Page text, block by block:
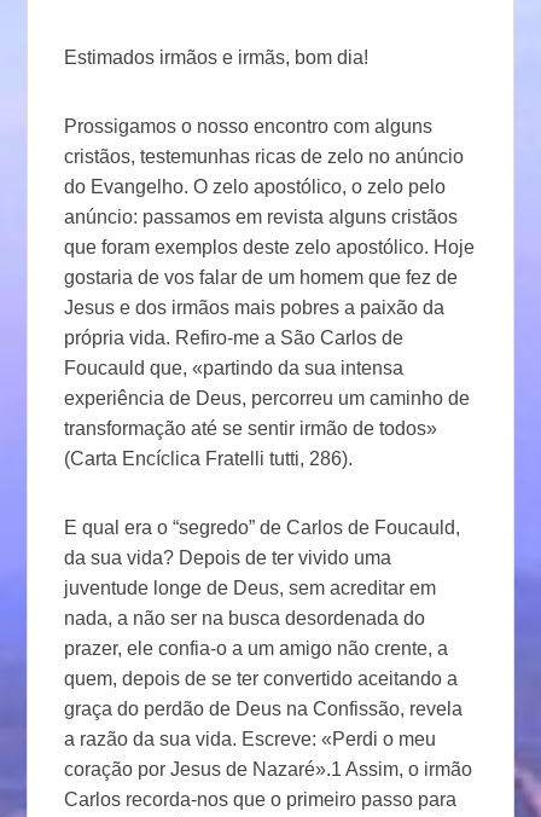
Estimados irmãos e irmãs, bom dia!
Prossigamos o nosso encontro com alguns
cristãos, testemunhas ricas de zelo no anúncio
do Evangelho. O zelo apostólico, o zelo pelo
anúncio: passamos em revista alguns cristãos
que foram exemplos deste zelo apostólico. Hoje
gostaria de vos falar de um homem que fez de
Jesus e dos irmãos mais pobres a paixão da
própria vida. Refiro-me a São Carlos de
Foucauld que, «partindo da sua intensa
experiência de Deus, percorreu um caminho de
transformação até se sentir irmão de todos»
(Carta Encíclica Fratelli tutti, 286).
E qual era o “segredo” de Carlos de Foucauld,
da sua vida? Depois de ter vivido uma
juventude longe de Deus, sem acreditar em
nada, a não ser na busca desordenada do
prazer, ele confia-o a um amigo não crente, a
quem, depois de se ter convertido aceitando a
graça do perdão de Deus na Confissão, revela
a razão da sua vida. Escreve: «Perdi o meu
coração por Jesus de Nazaré».1 Assim, o irmão
Carlos recorda-nos que o primeiro passo para